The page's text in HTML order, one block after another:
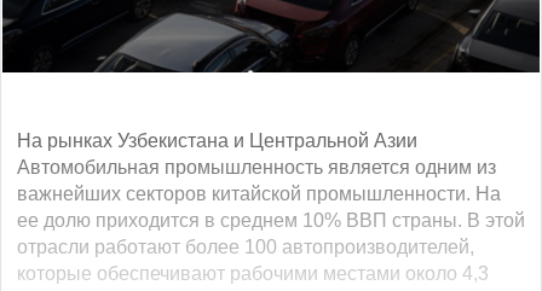
На рынках Узбекистана и Центральной Азии
Автомобильная промышленность является одним из
важнейших секторов китайской промышленности. На
ее долю приходится в среднем 10% ВВП страны. В этой
отрасли работают более 100 автопроизводителей,
которые обеспечивают рабочими местами около 4,3